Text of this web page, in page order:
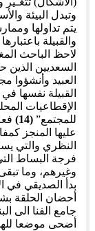
وتبدل البيئة
يتم تداولها
لاحظ الباحث
السعديين الذين
العبيد
القبيلة نفسها
الإقطاعيات
للمجتمع” (14)
عليها المنجز
النظري والتي
فرجة البساط
وغيرهم، وما
بدأ الصديقي في
أحضان الحلقة
جامع الفنا الى
أضحى موضعا